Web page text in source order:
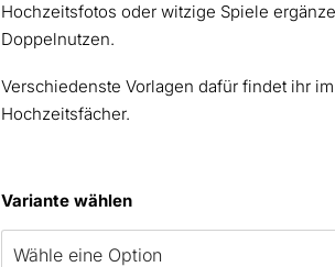
Hochzeitsfotos oder witzige Spiele
Doppelnutzen.
Verschiedenste Vorlagen dafür findet ihr
Hochzeitsfächer.
Variante wählen